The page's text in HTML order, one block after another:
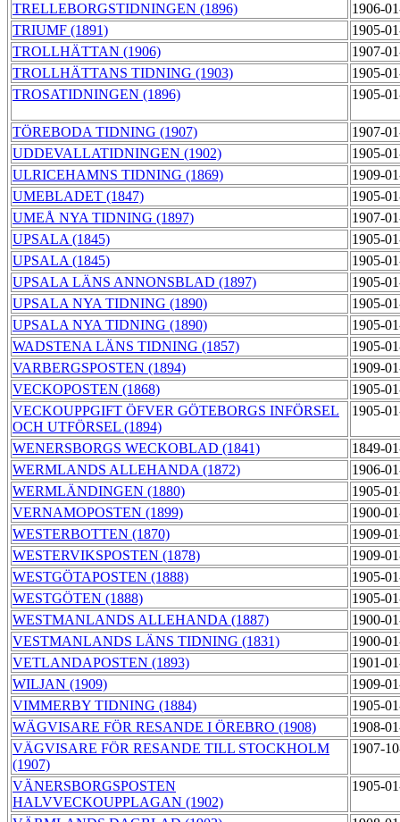
TRELLEBORGSTIDNINGEN (1896)
1906-
TRIUMF (1891)
1905-
TROLLHÄTTAN (1906)
1907-
TROLLHÄTTANS TIDNING (1903)
1905-
TROSATIDNINGEN (1896)
1905-
TÖREBODA TIDNING (1907)
1907-
UDDEVALLATIDNINGEN (1902)
1905-
ULRICEHAMNS TIDNING (1869)
1909-
UMEBLADET (1847)
1905-
UMEÅ NYA TIDNING (1897)
1907-
UPSALA (1845)
1905-
UPSALA (1845)
1905-
UPSALA LÄNS ANNONSBLAD (1897)
1905-
UPSALA NYA TIDNING (1890)
1905-
UPSALA NYA TIDNING (1890)
1905-
WADSTENA LÄNS TIDNING (1857)
1905-
VARBERGSPOSTEN (1894)
1909-
VECKOPOSTEN (1868)
1905-
VECKOUPPGIFT ÖFVER GÖTEBORGS INFÖRSEL
OCH UTFÖRSEL (1894)
1905-
WENERSBORGS WECKOBLAD (1841)
1849-
WERMLANDS ALLEHANDA (1872)
1906-
WERMLÄNDINGEN (1880)
1905-
VERNAMOPOSTEN (1899)
1900-
WESTERBOTTEN (1870)
1909-
WESTERVIKSPOSTEN (1878)
1909-
WESTGÖTAPOSTEN (1888)
1905-
WESTGÖTEN (1888)
1905-
WESTMANLANDS ALLEHANDA (1887)
1900-
VESTMANLANDS LÄNS TIDNING (1831)
1900-
VETLANDAPOSTEN (1893)
1901-
WILJAN (1909)
1909-
VIMMERBY TIDNING (1884)
1905-
WÄGVISARE FÖR RESANDE I ÖREBRO (1908)
1908-
VÄGVISARE FÖR RESANDE TILL STOCKHOLM
(1907)
1907-
VÄNERSBORGSPOSTEN
HALVVECKOUPPLAGAN (1902)
1905-